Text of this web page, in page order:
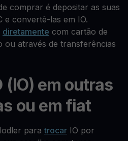
comprar é depositar as suas
e convertê-las em IO.
diretamente com cartão de
ou através de transferências
(IO) em outras
ou em fiat
paratrocar IO por